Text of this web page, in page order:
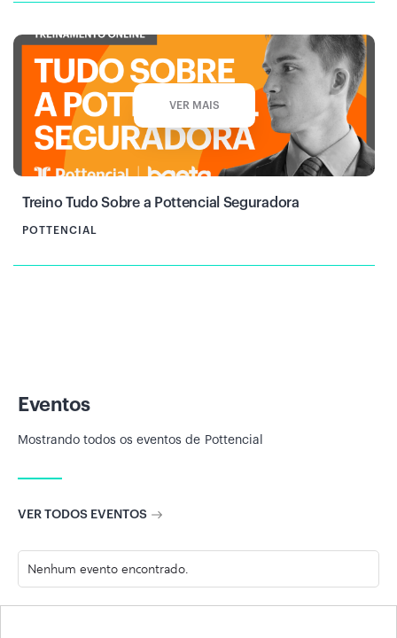
VER MAIS
Treino Tudo Sobre a Pottencial Seguradora
POTTENCIAL
Eventos
Mostrando todos os eventos de Pottencial
VER TODOS EVENTOS
Nenhum evento encontrado.